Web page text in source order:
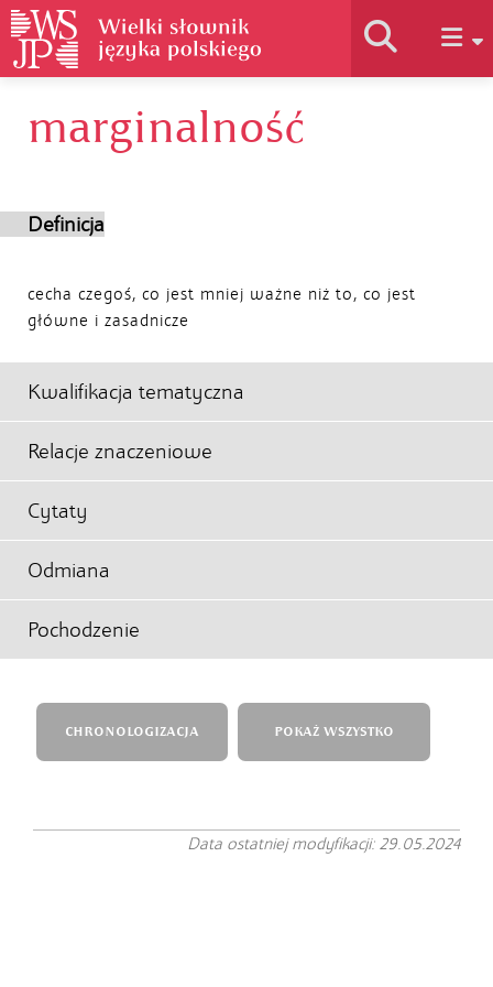
Historia słownika
marginalność
Definicja
cecha czegoś, co jest mniej ważne niż to, co jest
główne i zasadnicze
Kwalifikacja tematyczna
Relacje znaczeniowe
Cytaty
Odmiana
Pochodzenie
CHRONOLOGIZACJA POKAŻ WSZYSTKO
Data ostatniej modyfikacji: 29.05.2024